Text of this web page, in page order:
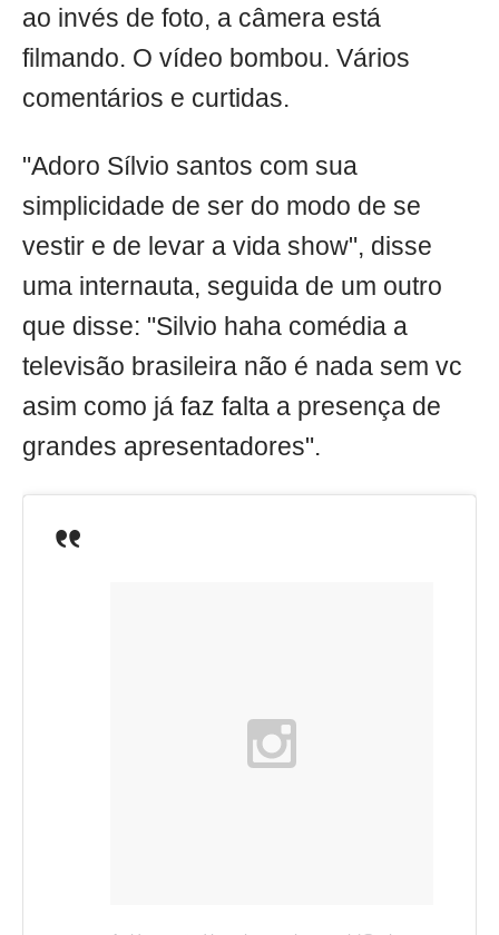
ao invés de foto, a câmera está
filmando. O vídeo bombou. Vários
comentários e curtidas.
"Adoro Sílvio santos com sua
simplicidade de ser do modo de se
vestir e de levar a vida show", disse
uma internauta, seguida de um outro
que disse: "Silvio haha comédia a
televisão brasileira não é nada sem vc
asim como já faz falta a presença de
grandes apresentadores".